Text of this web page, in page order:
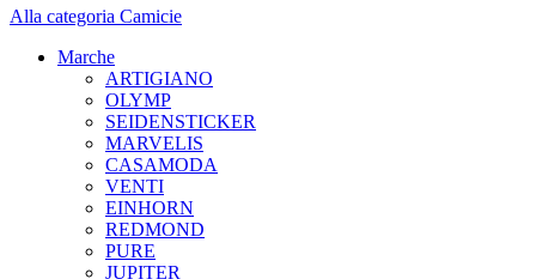
Alla categoria Camicie
Marche
ARTIGIANO
OLYMP
SEIDENSTICKER
MARVELIS
CASAMODA
VENTI
EINHORN
REDMOND
PURE
JUPITER